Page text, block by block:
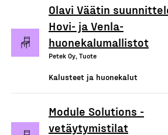
Olavi Väätin
Hovi- ja Venla-
huonekalumallistot
Petek Oy, Tuote
Kalusteet ja huonekalut
Module Solutions -
vetäytymistilat